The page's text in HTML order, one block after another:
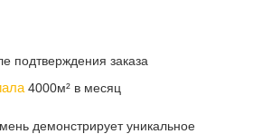
подтверждения заказа
4000м² в месяц
демонстрирует уникальное